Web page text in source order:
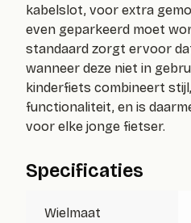
kabelslot, voor extra
even geparkeerd moet
standaard zorgt ervoor
wanneer deze niet in
kinderfiets combineert
functionaliteit, en is
voor elke jonge fietser.
Specificaties
Wielmaat